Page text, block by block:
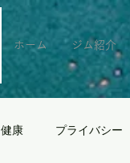
ホーム ジム紹介
健康 プライバシー